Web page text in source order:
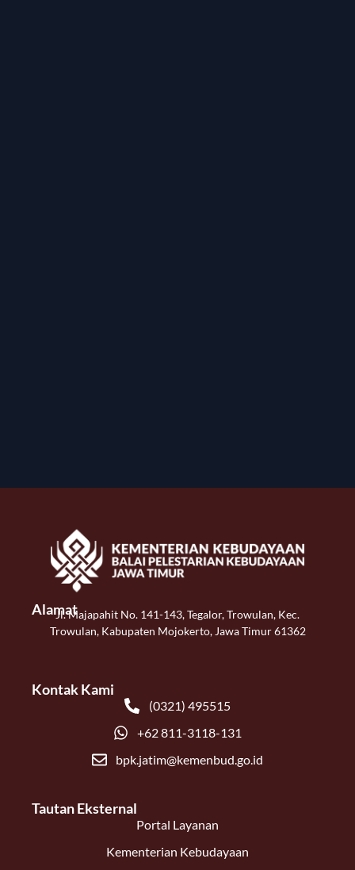
AlamatJl. Majapahit No. 141-143, Tegalor, Trowulan, Kec.
Trowulan, Kabupaten Mojokerto, Jawa Timur 61362
Kontak Kami
(0321) 495515
+62 811-3118-131
bpk.jatim@kemenbud.go.id
Tautan Eksternal
Portal Layanan
Kementerian Kebudayaan